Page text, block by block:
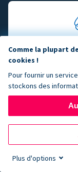
Comme la plupart
cookies !
Pour fournir un
stockons des
Plus d'options